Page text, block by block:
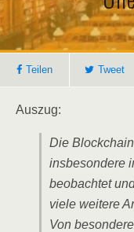
Teilen Tweet
Auszug:
Die
insbesondere
beobachtet
viele weitere
Von